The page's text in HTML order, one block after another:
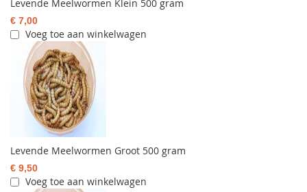
Levende Meelwormen Klein 500 gram
€ 7,00
Voeg toe aan winkelwagen
Levende Meelwormen Groot 500 gram
€ 9,50
Voeg toe aan winkelwagen